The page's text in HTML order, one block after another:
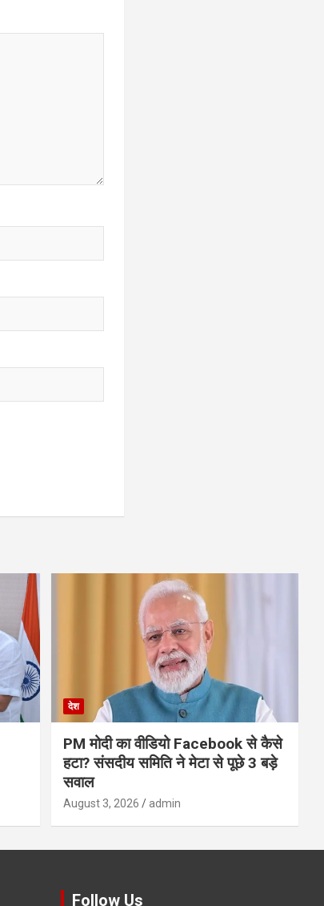
देश
PM मोदी का वीडियो Facebook से कैसे
हटा? संसदीय समिति ने मेटा से पूछे 3 बड़े
सवाल
August 3, 2026 admin
Follow Us